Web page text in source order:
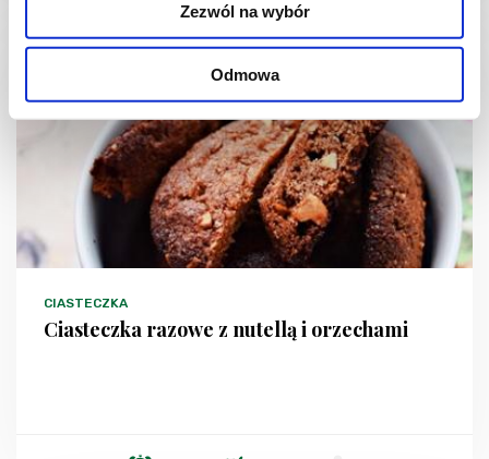
Zezwól na wybór
Odmowa
CIASTECZKA
Ciasteczka razowe z nutellą i orzechami